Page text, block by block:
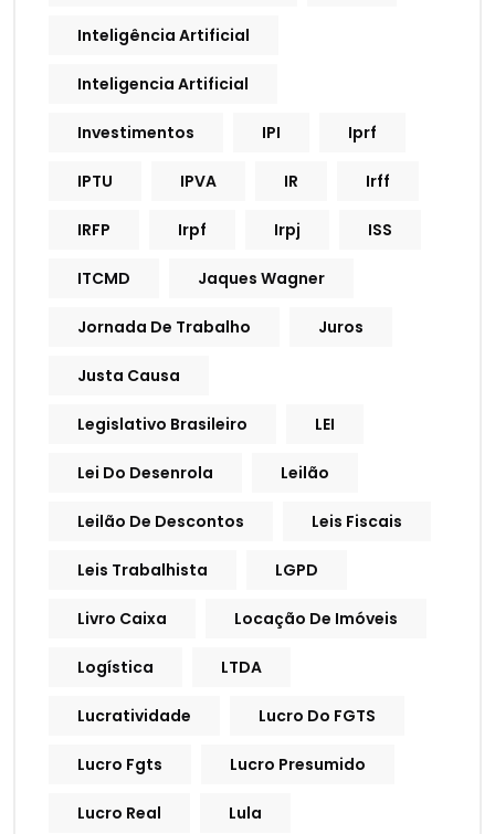
Inteligência Artificial
Inteligencia Artificial
Investimentos IPI Iprf
IPTU IPVA IR Irff
IRFP Irpf Irpj ISS
ITCMD Jaques Wagner
Jornada De Trabalho Juros
Justa Causa
Legislativo Brasileiro LEI
Lei Do Desenrola Leilão
Leilão De Descontos Leis Fiscais
Leis Trabalhista LGPD
Livro Caixa Locação De Imóveis
Logística LTDA
Lucratividade Lucro Do FGTS
Lucro Fgts Lucro Presumido
Lucro Real Lula